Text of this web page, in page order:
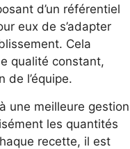
d’un référentiel
eux de s’adapter
Cela
qualité constant,
de l’équipe.
une meilleure gestion
les quantités
recette, il est